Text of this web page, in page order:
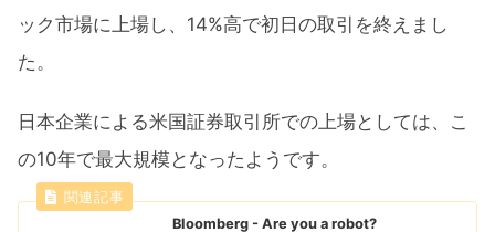
ック市場に上場し、14%高で初日の取引を終えまし
た。
日本企業による米国証券取引所での上場としては、こ
の10年で最大規模となったようです。
Bloomberg - Are you a robot?